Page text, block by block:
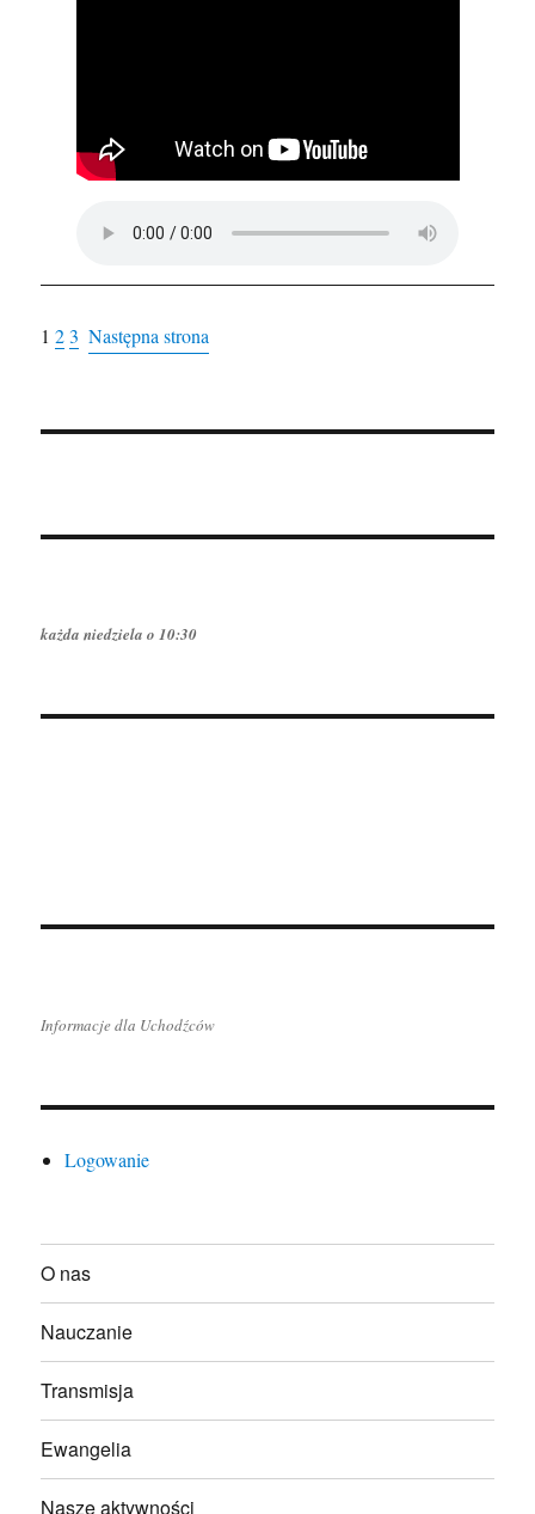
1 2 3 Następna strona
każda niedziela o 10:30
Informacje dla Uchodźców
Logowanie
O nas
Nauczanie
Transmisja
Ewangelia
Nasze aktywności